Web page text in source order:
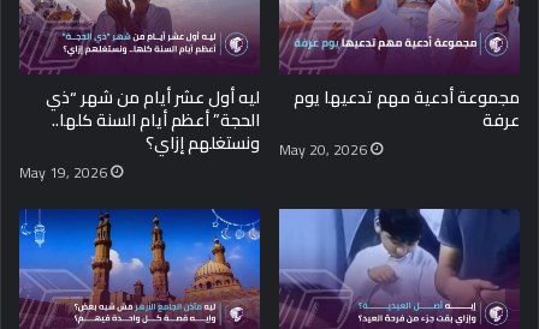
مجموعة أدعية مهم تدعيها يوم
عرفة
May 20, 2026
ليه أول عشر أيام من شهر “ذي
الحجة” أعظم أيام السنة كلها..
ونستغلهم إزاي؟
May 19, 2026